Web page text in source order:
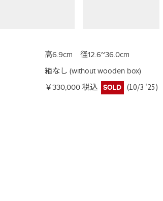
高6.9cm 径12.6~36.0cm
箱なし (without wooden box)
￥330,000 税込
SOLD (10/3 '25)